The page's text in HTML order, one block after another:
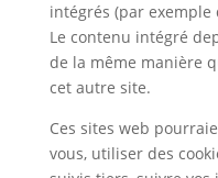
intégrés (par exemple
Le contenu intégré
de la même manière
cet autre site.
Ces sites web
vous, utiliser des